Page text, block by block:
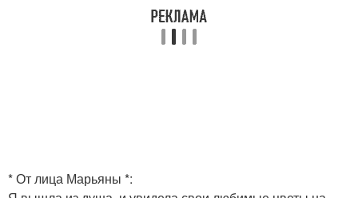
* От лица Марьяны *: